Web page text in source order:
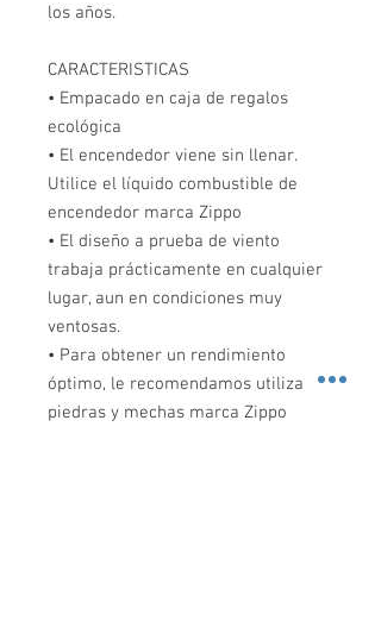
los años.
CARACTERISTICAS
• Empacado en caja de regalos
ecológica
• El encendedor viene sin llenar.
Utilice el líquido combustible de
encendedor marca Zippo
• El diseño a prueba de viento
trabaja prácticamente en cualquier
lugar, aun en condiciones muy
ventosas.
• Para obtener un rendimiento
óptimo, le recomendamos utilizar
piedras y mechas marca Zippo